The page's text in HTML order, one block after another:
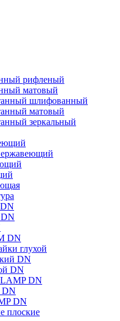
рифленый
матовый
шлифованный
матовый
зеркальный
DN
глухой
DN
DN
DN
DN
плоские